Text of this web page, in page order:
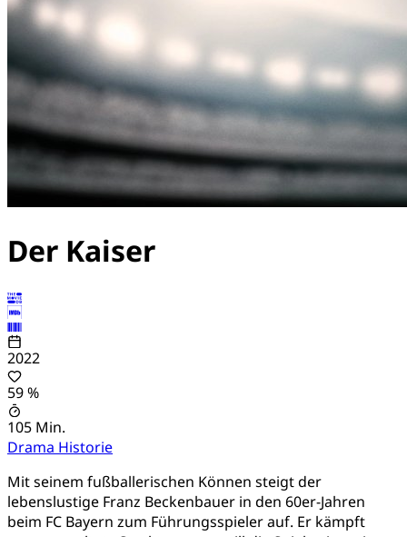
Der Kaiser
2022
59 %
105 Min.
Drama Historie
Mit seinem fußballerischen Können steigt der
lebenslustige Franz Beckenbauer in den 60er-Jahren
beim FC Bayern zum Führungsspieler auf. Er kämpft